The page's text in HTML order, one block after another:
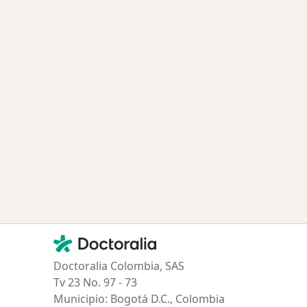
Contacto
Doctoralia - Página de inicio
Doctoralia Colombia, SAS
Tv 23 No. 97 - 73
Municipio: Bogotá D.C., Colombia